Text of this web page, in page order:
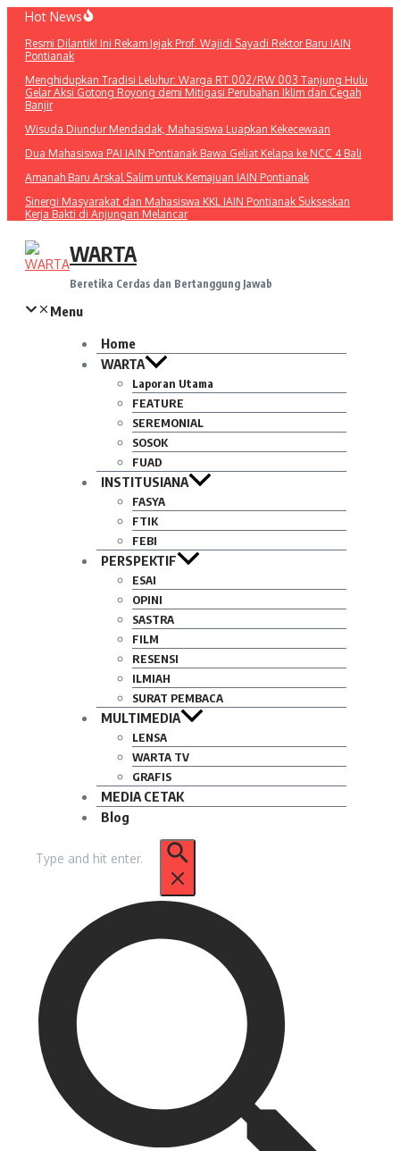
Lewati
konten
Hot News
Resmi Dilantik! Ini Rekam Jejak Prof. Wajidi Sayadi Rektor Baru IAIN
Pontianak
Menghidupkan Tradisi Leluhur: Warga RT 002/RW 003 Tanjung Hulu
Gelar Aksi Gotong Royong demi Mitigasi Perubahan Iklim dan Cegah
Banjir
Wisuda Diundur Mendadak, Mahasiswa Luapkan Kekecewaan
Dua Mahasiswa PAI IAIN Pontianak Bawa Geliat Kelapa ke NCC 4 Bali
Amanah Baru Arskal Salim untuk Kemajuan IAIN Pontianak
Sinergi Masyarakat dan Mahasiswa KKL IAIN Pontianak Sukseskan
Kerja Bakti di Anjungan Melancar
WARTA
Beretika Cerdas dan Bertanggung Jawab
Menu
Home
WARTA
Laporan Utama
FEATURE
SEREMONIAL
SOSOK
FUAD
INSTITUSIANA
FASYA
FTIK
FEBI
PERSPEKTIF
ESAI
OPINI
SASTRA
FILM
RESENSI
ILMIAH
SURAT PEMBACA
MULTIMEDIA
LENSA
WARTA TV
GRAFIS
MEDIA CETAK
Blog
untuk: